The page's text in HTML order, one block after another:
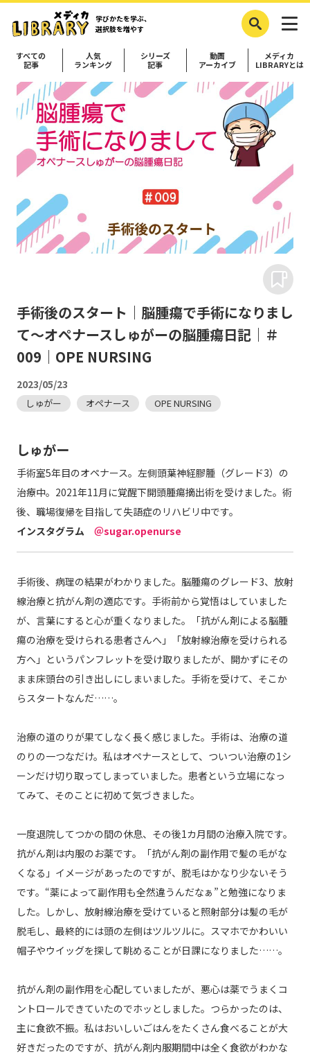
学びかたを学ぶ、
選択肢を増やす
すべての
記事
人気
ランキング
シリーズ
記事
動画
アーカイブ
メディカ
LIBRARYとは
手術後のスタート｜脳腫瘍で手術になりまし
て～オペナースしゅがーの脳腫瘍日記｜＃
009｜OPE NURSING
2023/05/23
しゅがー オペナース OPE NURSING
しゅがー
手術室5年目のオペナース。左側頭葉神経膠腫（グレード3）の
治療中。2021年11月に覚醒下開頭腫瘍摘出術を受けました。術
後、職場復帰を目指して失語症のリハビリ中です。
インスタグラム
＠sugar.openurse
手術後、病理の結果がわかりました。脳腫瘍のグレード3、放射
線治療と抗がん剤の適応です。手術前から覚悟はしていました
が、言葉にすると心が重くなりました。「抗がん剤による脳腫
瘍の治療を受けられる患者さんへ」「放射線治療を受けられる
方へ」というパンフレットを受け取りましたが、開かずにその
まま床頭台の引き出しにしまいました。手術を受けて、そこか
らスタートなんだ……。
治療の道のりが果てしなく長く感じました。手術は、治療の道
のりの一つなだけ。私はオペナースとして、ついつい治療の1シ
ーンだけ切り取ってしまっていました。患者という立場になっ
てみて、そのことに初めて気づきました。
一度退院してつかの間の休息、その後1カ月間の治療入院です。
抗がん剤は内服のお薬です。「抗がん剤の副作用で髪の毛がな
くなる」イメージがあったのですが、脱毛はかなり少ないそう
です。“薬によって副作用も全然違うんだなぁ”と勉強になりま
した。しかし、放射線治療を受けていると照射部分は髪の毛が
脱毛し、最終的には頭の左側はツルツルに。スマホでかわいい
帽子やウイッグを探して眺めることが日課になりました……。
抗がん剤の副作用を心配していましたが、悪心は薬でうまくコ
ントロールできていたのでホッとしました。つらかったのは、
主に食欲不振。私はおいしいごはんをたくさん食べることが大
好きだったのですが、抗がん剤内服期間中は全く食欲がわかな